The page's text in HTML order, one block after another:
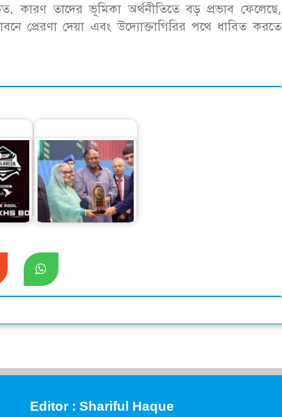
কারণ তাদের ভূমিকা অর্থনীতিতে বড় প্রভাব ফেলেছে,
প্রেরণা দেয়া এবং উদ্যোক্তাগিরির পথে ধাবিত করতে
বড়
ডি১
তিন স্বর্ণসহ সাতটি রপ্তানি
পদক পেল প্রাণ-
আরএফএল
Editor : Shariful Haque